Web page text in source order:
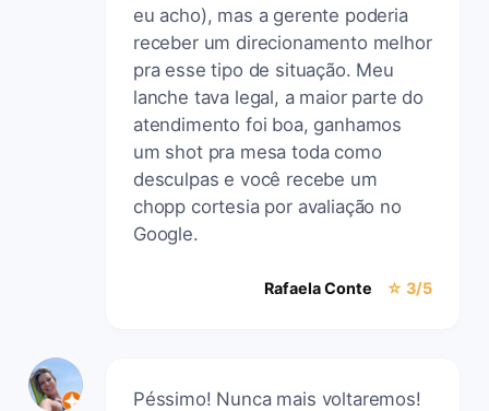
eu acho), mas a gerente poderia
receber um direcionamento melhor
pra esse tipo de situação. Meu
lanche tava legal, a maior parte do
atendimento foi boa, ganhamos
um shot pra mesa toda como
desculpas e você recebe um
chopp cortesia por avaliação no
Google.
Rafaela Conte ☆ 3/5
Péssimo! Nunca mais voltaremos!